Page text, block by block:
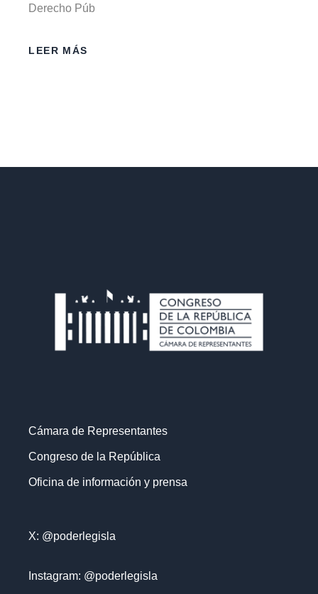
Derecho Púb
LEER MÁS
Cámara de Representantes
Congreso de la República
Oficina de información y prensa
X: @poderlegisla
Instagram: @poderlegisla